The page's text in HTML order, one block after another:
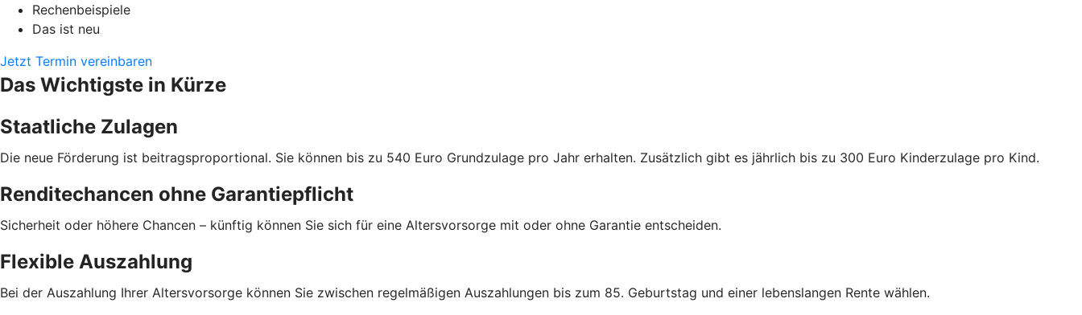
Rechenbeispiele
Das ist neu
Jetzt Termin vereinbaren
Das Wichtigste in Kürze
Staatliche Zulagen
Die neue Förderung ist beitragsproportional. Sie können bis zu 540 Euro Grundzulage pro Jahr erhalten. Zusätzlich gibt es jährlich bis zu 300 Euro Kinderzulage pro Kind.
Renditechancen ohne Garantiepflicht
Sicherheit oder höhere Chancen – künftig können Sie sich für eine Altersvorsorge mit oder ohne Garantie entscheiden.
Flexible Auszahlung
Bei der Auszahlung Ihrer Altersvorsorge können Sie zwischen regelmäßigen Auszahlungen bis zum 85. Geburtstag und einer lebenslangen Rente wählen.